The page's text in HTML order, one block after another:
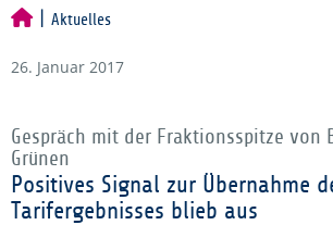
Aktuelles
26. Januar 2017
Gespräch mit der Fraktionsspitze von
Grünen
Positives Signal zur Übernahme
Tarifergebnisses blieb aus